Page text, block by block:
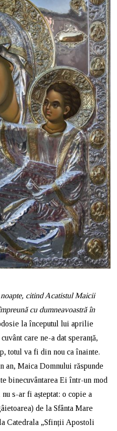
citind Acatistul Maicii
cu dumneavoastră în
la începutul lui aprilie
care ne-a dat speranță,
totul va fi din nou ca înainte.
an, Maica Domnului răspunde
binecuvântarea Ei într-un mod
s-ar fi așteptat: o copie a
de la Sfânta Mare
Catedrala „Sfinții Apostoli